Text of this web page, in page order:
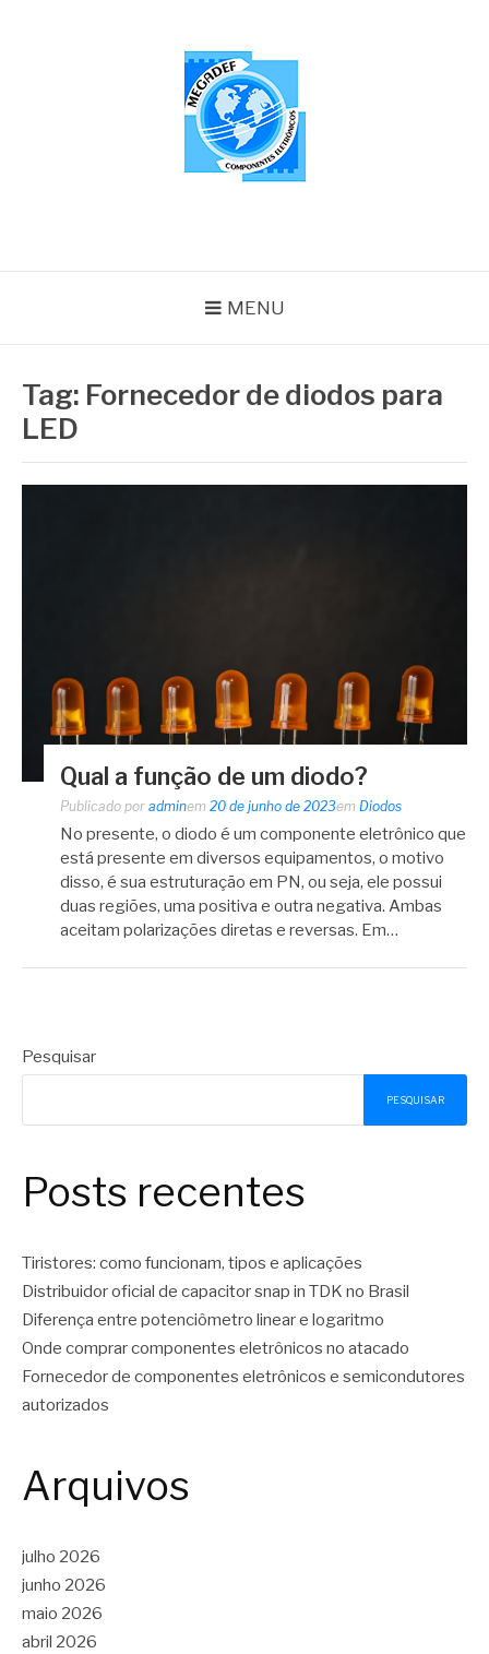
MENU
Tag: Fornecedor de diodos para
LED
Qual a função de um diodo?
Publicado por adminem 20 de junho de 2023em Diodos
No presente, o diodo é um componente eletrônico que
está presente em diversos equipamentos, o motivo
disso, é sua estruturação em PN, ou seja, ele possui
duas regiões, uma positiva e outra negativa. Ambas
aceitam polarizações diretas e reversas. Em…
Pesquisar
PESQUISAR
Posts recentes
Tiristores: como funcionam, tipos e aplicações
Distribuidor oficial de capacitor snap in TDK no Brasil
Diferença entre potenciômetro linear e logaritmo
Onde comprar componentes eletrônicos no atacado
Fornecedor de componentes eletrônicos e semicondutores
autorizados
Arquivos
julho 2026
junho 2026
maio 2026
abril 2026